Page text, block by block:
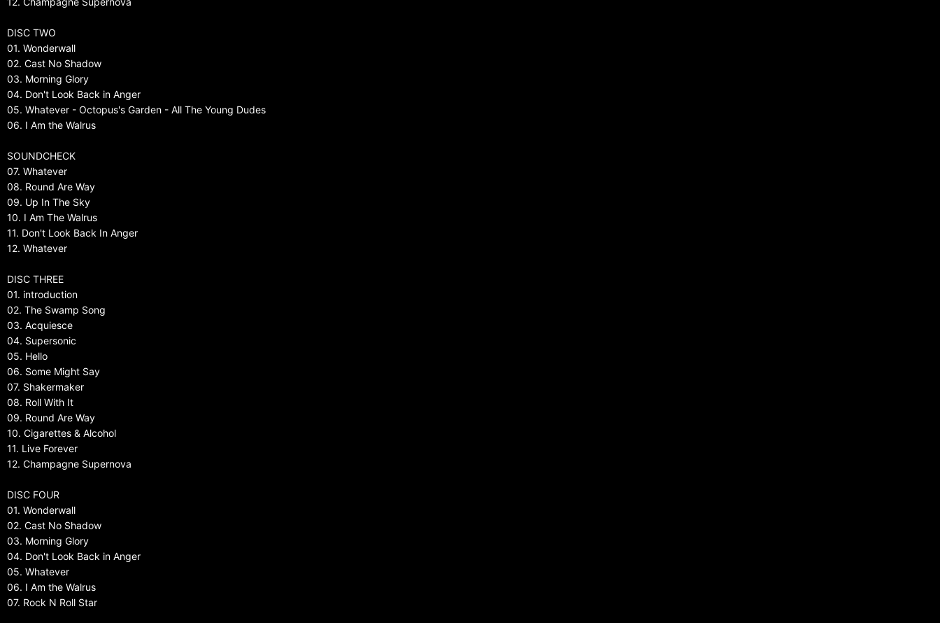
DISC TWO
01. Wonderwall
02. Cast No Shadow
03. Morning Glory
04. Don't Look Back in Anger
05. Whatever - Octopus's Garden - All The Young Dudes
06. I Am the Walrus
SOUNDCHECK
07. Whatever
08. Round Are Way
09. Up In The Sky
10. I Am The Walrus
11. Don't Look Back In Anger
12. Whatever
DISC THREE
01. introduction
02. The Swamp Song
03. Acquiesce
04. Supersonic
05. Hello
06. Some Might Say
07. Shakermaker
08. Roll With It
09. Round Are Way
10. Cigarettes & Alcohol
11. Live Forever
12. Champagne Supernova
DISC FOUR
01. Wonderwall
02. Cast No Shadow
03. Morning Glory
04. Don't Look Back in Anger
05. Whatever
06. I Am the Walrus
07. Rock N Roll Star